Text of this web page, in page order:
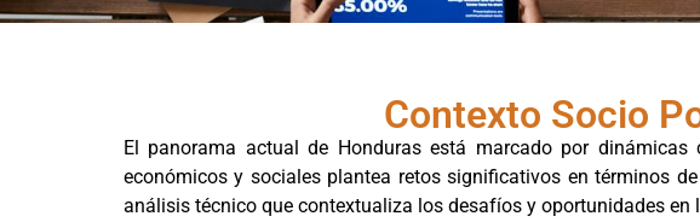
Contexto Socio
El panorama actual de Honduras está marcado por
económicos y sociales plantea retos significativos en términos
análisis técnico que contextualiza los desafíos y oportunidades en